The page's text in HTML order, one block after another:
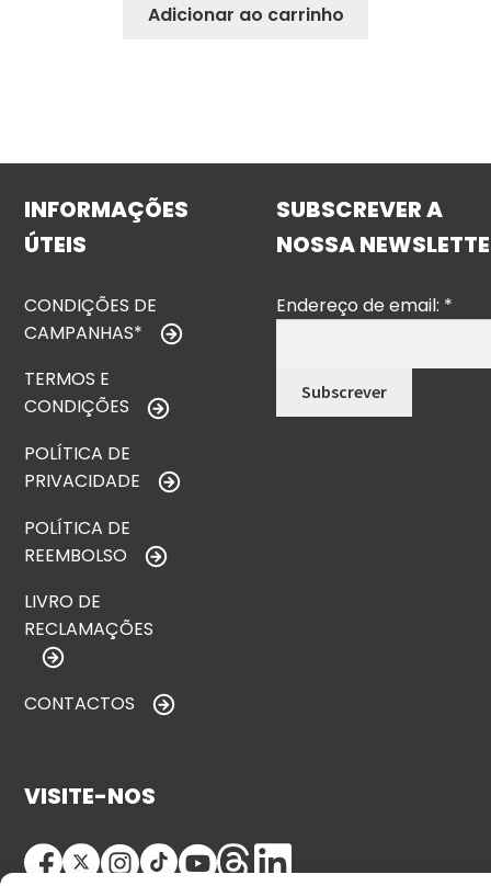
Adicionar ao carrinho
INFORMAÇÕES
ÚTEIS
CONDIÇÕES DE
CAMPANHAS*
TERMOS E
CONDIÇÕES
POLÍTICA DE
PRIVACIDADE
POLÍTICA DE
REEMBOLSO
LIVRO DE
RECLAMAÇÕES
CONTACTOS
SUBSCREVER A
NOSSA
Endereço de email: *
VISITE-NOS